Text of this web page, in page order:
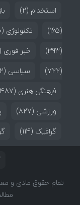
استخدام (2)
(165)
تکنولوژی (180)
(393)
خبر فوری
(722)
سیاسی (1902)
فرهنگی هنری (487)
ورزشی (827)
گرافیک (114)
تمام حقوق مادی و